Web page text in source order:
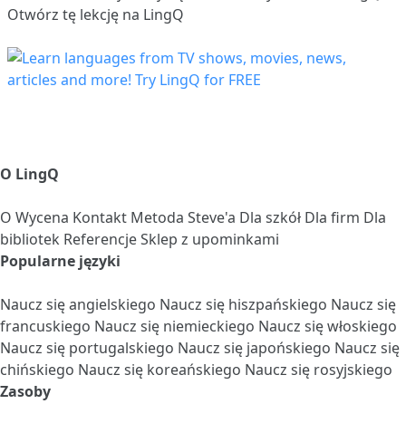
Otwórz tę lekcję na LingQ
O LingQ
O Wycena Kontakt Metoda Steve'a Dla szkół Dla firm Dla
bibliotek ReferencjeSklep z upominkami
Popularne języki
Naucz się angielskiego Naucz się hiszpańskiego Naucz się
francuskiego Naucz się niemieckiego Naucz się włoskiego
Naucz się portugalskiego Naucz się japońskiego Naucz się
chińskiego Naucz się koreańskiego Naucz się rosyjskiego
Zasoby